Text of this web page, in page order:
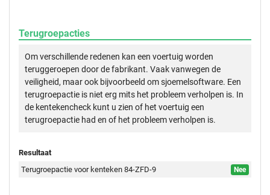
Terugroepacties
Om verschillende redenen kan een voertuig worden
teruggeroepen door de fabrikant. Vaak vanwegen de
veiligheid, maar ook bijvoorbeeld om sjoemelsoftware. Een
terugroepactie is niet erg mits het probleem verholpen is. In
de kentekencheck kunt u zien of het voertuig een
terugroepactie had en of het probleem verholpen is.
Resultaat
Terugroepactie voor kenteken 84-ZFD-9
Nee